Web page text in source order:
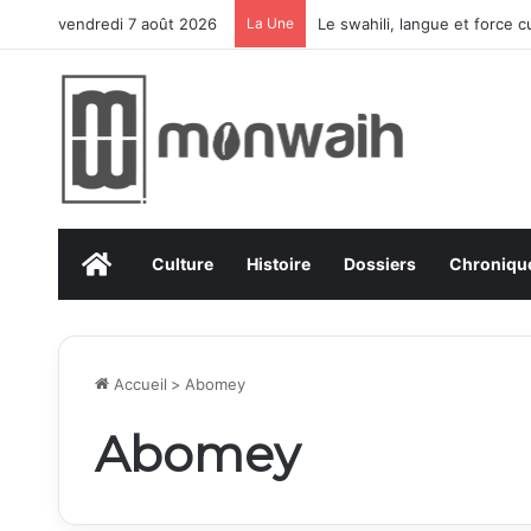
vendredi 7 août 2026 La Une Le swahili, langue et force
AccueilCulture Histoire Dossiers
Accueil > Abomey
Abomey